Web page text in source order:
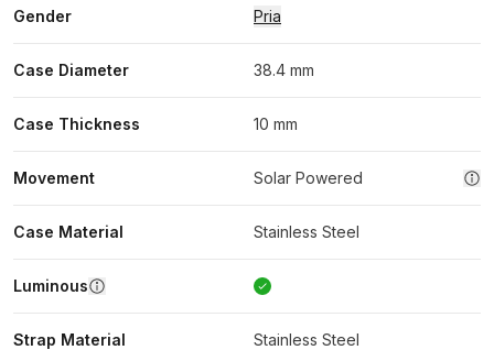
Gender Pria
Case Diameter 38.4 mm
Case Thickness 10 mm
Movement Solar Powered
Case Material Stainless Steel
Luminous
Strap Material Stainless Steel